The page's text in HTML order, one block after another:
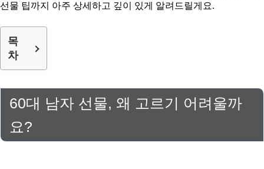
선물 팁까지 아주 상세하고 깊이 있게 알려드릴게요.
목
차
60대 남자 선물, 왜 고르기 어려울까
요?